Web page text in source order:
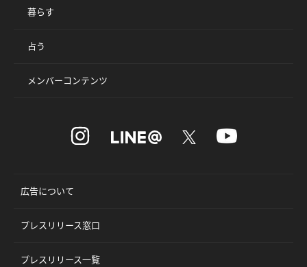
暮らす
占う
メンバーコンテンツ
広告について
プレスリリース窓口
プレスリリース一覧